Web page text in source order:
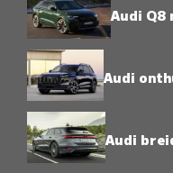
Audi Q8
Audi
Audi